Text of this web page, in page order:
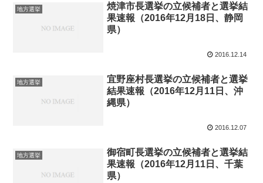
地方選挙
焼津市長選挙の立候補者と選挙結
果速報（2016年12月18日、静岡
県）
2016.12.14
地方選挙
宜野座村長選挙の立候補者と選挙
結果速報（2016年12月11日、沖
縄県）
2016.12.07
地方選挙
御宿町長選挙の立候補者と選挙結
果速報（2016年12月11日、千葉
県）